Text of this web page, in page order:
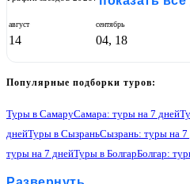
август
14
сентябрь
04, 18
Популярные подборки туров:
Туры в СамаруСамара: туры на 7 дней
днейТуры в СызраньСызрань: туры на 7
туры на 7 днейТуры в БолгарБолгар: